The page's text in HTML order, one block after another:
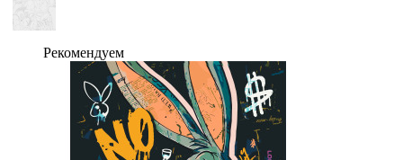
Рекомендуем